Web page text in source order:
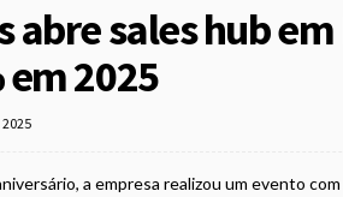
abre sales hub
em 2025
a empresa realizou um evento